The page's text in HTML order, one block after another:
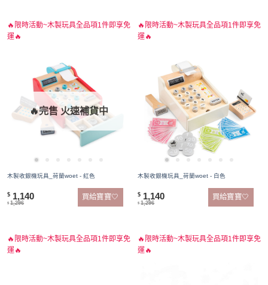
🔥限時活動~木製玩具全品項1件即享免
運🔥
🔥完售 火速補貨中
木製收銀機玩具_荷蘭woet - 紅色
$ 1,140
$ 1,296
買給寶寶🤍
🔥限時活動~木製玩具全品項1件即享免
運🔥
木製收銀機玩具_荷蘭woet - 白色
$ 1,140
$ 1,296
買給寶寶🤍
🔥限時活動~木製玩具全品項1件即享免
運🔥
🔥限時活動~木製玩具全品項1件即享免
運🔥